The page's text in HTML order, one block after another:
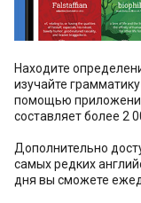
Находите
изучайте
помощью
составляет более 2
Дополнительно
самых редких
дня вы сможете